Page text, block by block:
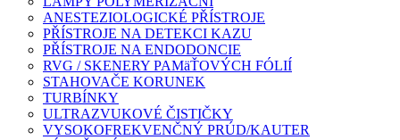
ANESTEZIOLOGICKÉ PŘÍSTROJE
PŘÍSTROJE NA DETEKCI KAZU
PŘÍSTROJE NA ENDODONCIE
RVG / SKENERY PAMäŤOVÝCH FÓLIÍ
STAHOVAČE KORUNEK
TURBÍNKY
ULTRAZVUKOVÉ ČISTIČKY
VYSOKOFREKVENČNÝ PRÚD/KAUTER